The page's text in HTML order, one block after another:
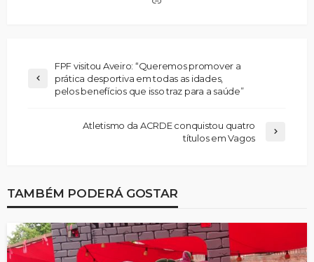
FPF visitou Aveiro: “Queremos promover a
prática desportiva em todas as idades,
pelos benefícios que isso traz para a saúde”
Atletismo da ACRDE conquistou quatro
títulos em Vagos
TAMBÉM PODERÁ GOSTAR